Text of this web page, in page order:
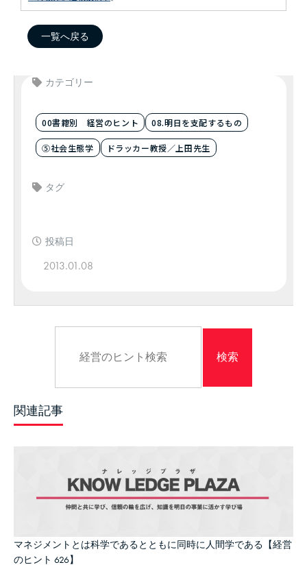
一覧へ戻る
カテゴリー
00書籍別 経営のヒント 08.明日を支配するもの
⑤社会生態学 ドラッカー教授／上田先生
タグ
投稿日
2013.01.08
関連記事
マネジメントとは科学であるとともに同時に人間学である【経営
のヒント 626】